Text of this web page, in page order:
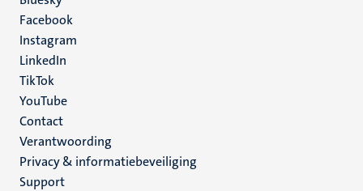
media
Facebook
Instagram
LinkedIn
TikTok
YouTube
Menu
footer
(NL)
Contact
Verantwoording
Privacy & informatiebeveiliging
Support